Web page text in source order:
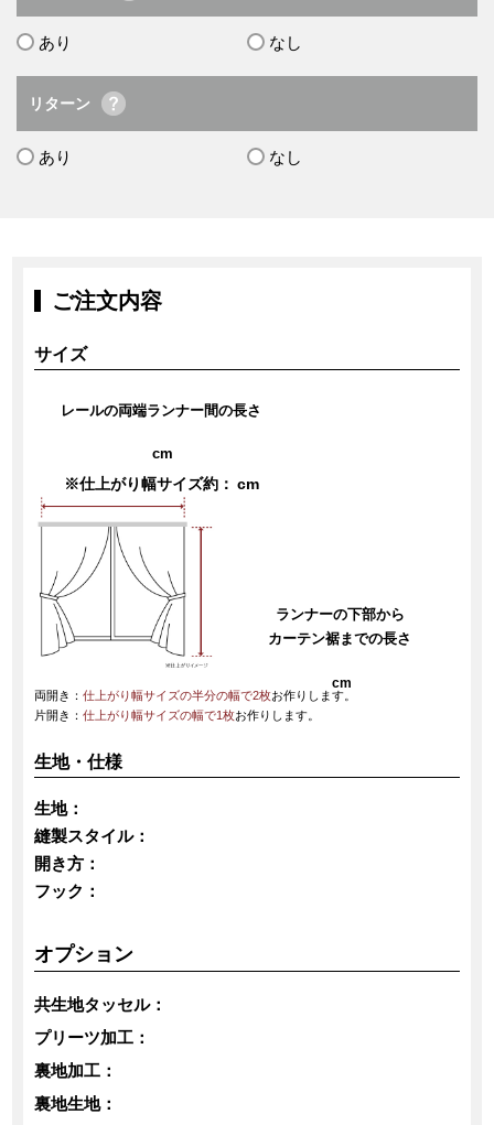
あり なし
リターン
あり なし
ご注文内容
サイズ
レールの両端ランナー間の長さ
cm
※仕上がり幅サイズ約： cm
両開き：仕上がり幅サイズの半分の幅で2枚お作りします。
片開き：仕上がり幅サイズの幅で1枚お作りします。
ランナーの下部から
カーテン裾までの長さ
cm
生地・仕様
生地：
縫製スタイル：
開き方：
フック：
オプション
共生地タッセル：
プリーツ加工：
裏地加工：
裏地生地：